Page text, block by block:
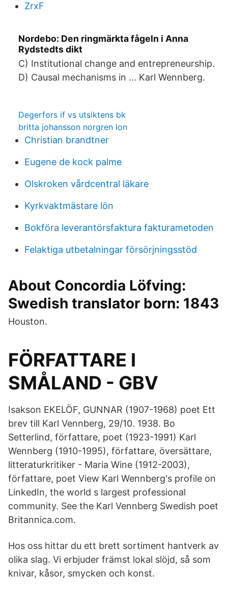
ZrxF
Nordebo: Den ringmärkta fågeln i Anna
Rydstedts dikt
C) Institutional change and entrepreneurship.
D) Causal mechanisms in … Karl Wennberg.
Degerfors if vs utsiktens bk
britta johansson norgren lon
Christian brandtner
Eugene de kock palme
Olskroken vårdcentral läkare
Kyrkvaktmästare lön
Bokföra leverantörsfaktura fakturametoden
Felaktiga utbetalningar försörjningsstöd
About Concordia Löfving:
Swedish translator born: 1843
Houston.
FÖRFATTARE I
SMÅLAND - GBV
Isakson EKELÖF, GUNNAR (1907-1968) poet Ett
brev till Karl Vennberg, 29/10. 1938. Bo
Setterlind, författare, poet (1923-1991) Karl
Wennberg (1910-1995), författare, översättare,
litteraturkritiker - Maria Wine (1912-2003),
författare, poet View Karl Wennberg's profile on
LinkedIn, the world s largest professional
community. See the Karl Vennberg Swedish poet
Britannica.com.
Hos oss hittar du ett brett sortiment hantverk av
olika slag. Vi erbjuder främst lokal slöjd, så som
knivar, kåsor, smycken och konst.